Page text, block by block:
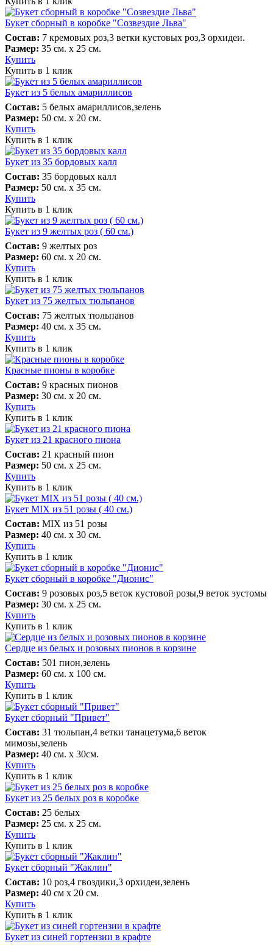
Букет сборный в коробке "Созвездие Льва"
Состав: 7 кремовых роз,3 ветки кустовых роз,3 орхидеи.
Размер: 35 см. х 25 см.
Купить
Купить в 1 клик
Букет из 5 белых амариллисов
Состав: 5 белых амариллисов,зелень
Размер: 50 см. х 20 см.
Купить
Купить в 1 клик
Букет из 35 бордовых калл
Состав: 35 бордовых калл
Размер: 50 см. х 35 см.
Купить
Купить в 1 клик
Букет из 9 желтых роз ( 60 см.)
Состав: 9 желтых роз
Размер: 60 см. х 20 см.
Купить
Купить в 1 клик
Букет из 75 желтых тюльпанов
Состав: 75 желтых тюльпанов
Размер: 40 см. х 35 см.
Купить
Купить в 1 клик
Красные пионы в коробке
Состав: 9 красных пионов
Размер: 30 см. х 20 см.
Купить
Купить в 1 клик
Букет из 21 красного пиона
Состав: 21 красный пион
Размер: 50 см. х 25 см.
Купить
Купить в 1 клик
Букет MIX из 51 розы ( 40 см.)
Состав: MIX из 51 розы
Размер: 40 см. х 30 см.
Купить
Купить в 1 клик
Букет сборный в коробке "Дионис"
Состав: 9 розовых роз,5 веток кустовой розы,9 веток эустомы
Размер: 30 см. х 25 см.
Купить
Купить в 1 клик
Сердце из белых и розовых пионов в корзине
Состав: 501 пион,зелень
Размер: 60 см. х 100 см.
Купить
Купить в 1 клик
Букет сборный "Привет"
Состав: 31 тюльпан,4 ветки танацетума,6 веток
мимозы,зелень
Размер: 40 см. х 30см.
Купить
Купить в 1 клик
Букет из 25 белых роз в коробке
Состав: 25 белых
Размер: 25 см. х 25 см.
Купить
Купить в 1 клик
Букет сборный "Жаклин"
Состав: 10 роз,4 гвоздики,3 орхидеи,зелень
Размер: 40 см х 20 см.
Купить
Купить в 1 клик
Букет из синей гортензии в крафте